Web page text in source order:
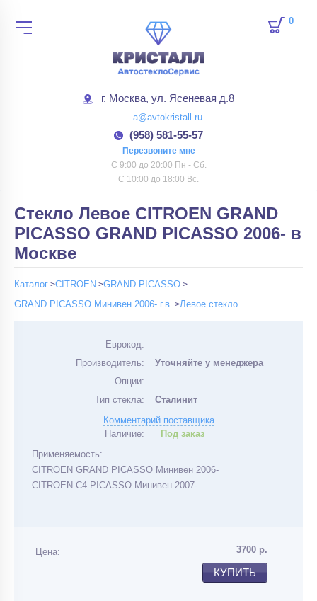
г. Москва, ул. Ясеневая д.8
a@avtokristall.ru
(958) 581-55-57
Перезвоните мне
С 9:00 до 20:00 Пн - Сб.
С 10:00 до 18:00 Вс.
0
Стекло Левое CITROEN GRAND
PICASSO GRAND PICASSO 2006- в
Москве
Каталог CITROEN
GRAND PICASSO
GRAND PICASSO Минивен 2006- г.в.
Левое стекло
Еврокод:
Производитель:
Уточняйте у менеджера
Опции:
Тип стекла:
Сталинит
Комментарий поставщика
Наличие:
Под заказ
Применяемость:
CITROEN GRAND PICASSO Минивен 2006-
CITROEN C4 PICASSO Минивен 2007-
Цена: 3700 р.
КУПИТЬ